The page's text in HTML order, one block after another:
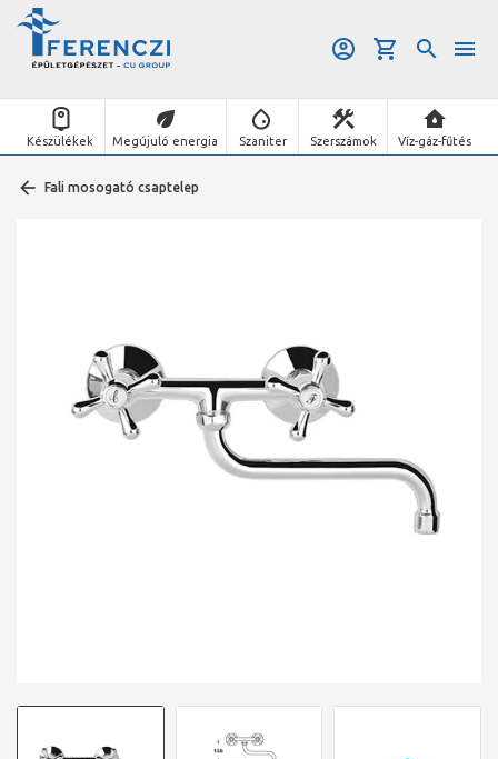
Készülékek Megújuló energia Szaniter Szerszámok Víz-gáz-fűtés
Fali mosogató csaptelep